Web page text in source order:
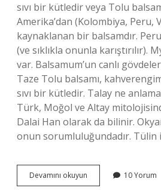
sıvı bir kütledir veya Tolu
Amerika’dan (Kolombiya, Peru,
kaynaklanan bir balsamdır.
(ve sıklıkla onunla karıştırılır).
var. Balsamum’un canlı
Taze Tolu balsamı,
sıvı bir kütledir. Talay ne
Türk, Moğol ve Altay
Dalai Han olarak da bilinir.
onun sorumluluğundadır. Tülin
Devamını okuyun
Ne
10 Yorum